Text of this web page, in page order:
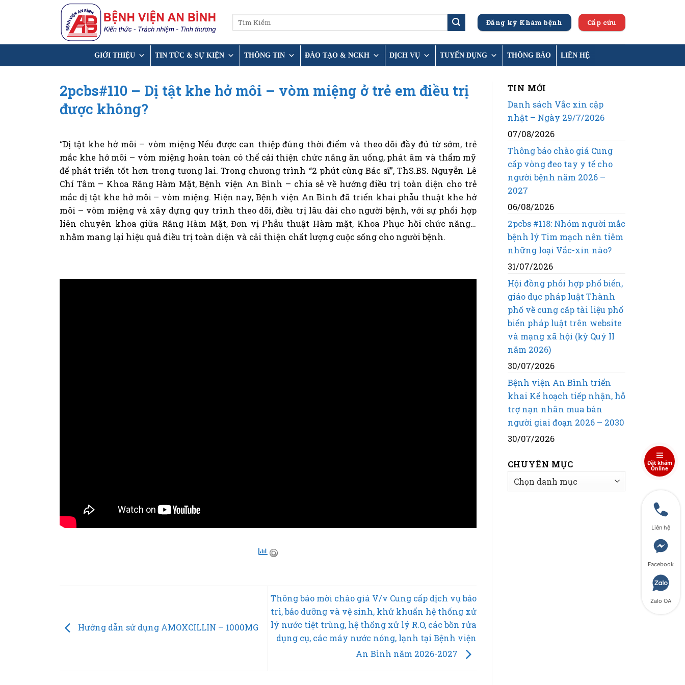
dung
Đăng ký Khám bệnh Cấp cứu
GIỚI THIỆU TIN TỨC & SỰ KIỆN THÔNG TIN ĐÀO TẠO & NCKH DỊCH VỤ TUYỂN DỤNG THÔNG BÁO LIÊN HỆ
2pcbs#110 – Dị tật khe hở môi – vòm miệng ở trẻ em điều trị
được không?
“Dị tật khe hở môi – vòm miệng Nếu được can thiệp đúng thời điểm và theo dõi đầy đủ từ sớm, trẻ
mắc khe hở môi – vòm miệng hoàn toàn có thể cải thiện chức năng ăn uống, phát âm và thẩm mỹ
để phát triển tốt hơn trong tương lai. Trong chương trình “2 phút cùng Bác sĩ”, ThS.BS. Nguyễn Lê
Chí Tâm – Khoa Răng Hàm Mặt, Bệnh viện An Bình – chia sẻ về hướng điều trị toàn diện cho trẻ
mắc dị tật khe hở môi – vòm miệng. Hiện nay, Bệnh viện An Bình đã triển khai phẫu thuật khe hở
môi – vòm miệng và xây dựng quy trình theo dõi, điều trị lâu dài cho người bệnh, với sự phối hợp
liên chuyên khoa giữa Răng Hàm Mặt, Đơn vị Phẫu thuật Hàm mặt, Khoa Phục hồi chức năng…
nhằm mang lại hiệu quả điều trị toàn diện và cải thiện chất lượng cuộc sống cho người bệnh.
Hướng dẫn sử dụng AMOXCILLIN – 1000MG
Thông báo mời chào giá V/v Cung cấp dịch vụ bảo
trì, bảo dưỡng và vệ sinh, khử khuẩn hệ thống xử
lý nước tiệt trùng, hệ thống xử lý R.O, các bồn rửa
dụng cụ, các máy nước nóng, lạnh tại Bệnh viện
An Bình năm 2026-2027
TIN MỚI
Danh sách Vắc xin cập
nhật – Ngày 29/7/2026
07/08/2026
Thông báo chào giá Cung
cấp vòng đeo tay y tế cho
người bệnh năm 2026 –
2027
06/08/2026
2pcbs #118: Nhóm người mắc
bệnh lý Tim mạch nên tiêm
những loại Vắc-xin nào?
31/07/2026
Hội đồng phối hợp phổ biến,
giáo dục pháp luật Thành
phố về cung cấp tài liệu phổ
biến pháp luật trên website
và mạng xã hội (kỳ Quý II
năm 2026)
30/07/2026
Bệnh viện An Bình triển
khai Kế hoạch tiếp nhận, hỗ
trợ nạn nhân mua bán
người giai đoạn 2026 – 2030
30/07/2026
CHUYÊN MỤC
CHUYÊN
Liên hệ
Facebook
Zalo OA
Đặt khám
Online